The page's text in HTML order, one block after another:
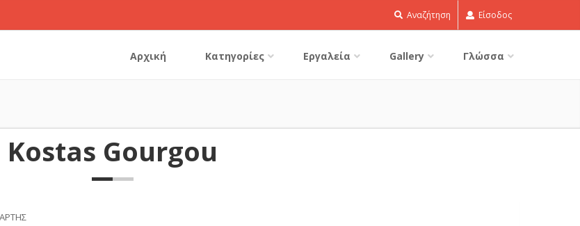
Αναζήτηση Είσοδος
Αρχική Κατηγορίες Εργαλεία Gallery Γλώσσα
Kostas Gourgou